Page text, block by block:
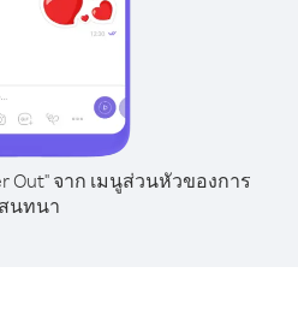
Out" จาก เมนูส่วนหัวของการ
สนทนา